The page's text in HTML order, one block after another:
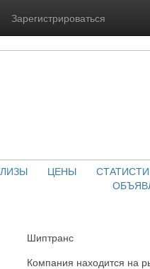
Зарегистрироваться
ЦЕНЫ
Шиптранс
Компания находится на